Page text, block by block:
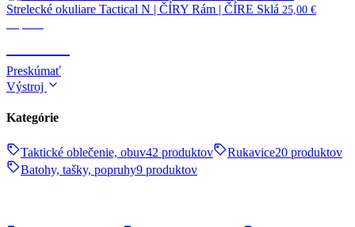
Strelecké okuliare Tactical N | ČÍRY Rám | ČÍRE Sklá 25,00 €
Preskúmať
Výstroj
Kategórie
Taktické oblečenie, obuv42 produktov Rukavice20 produktov
Batohy, tašky, popruhy9 produktov